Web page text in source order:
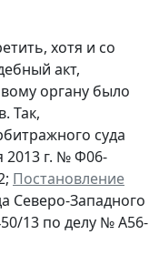
хотя и со
акт,
органу было
Так,
суда
2013 г. № Ф06-
Постановление
Северо-Западного
13 по делу № А56-